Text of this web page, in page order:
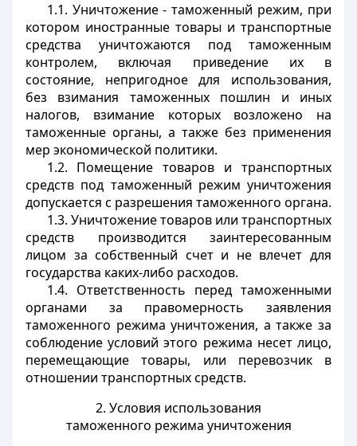
1.1. Уничтожение - таможенный режим, при
котором иностранные товары и транспортные
средства уничтожаются под таможенным
контролем, включая приведение их в
состояние, непригодное для использования,
без взимания таможенных пошлин и иных
налогов, взимание которых возложено на
таможенные органы, а также без применения
мер экономической политики.
1.2. Помещение товаров и транспортных
средств под таможенный режим уничтожения
допускается с разрешения таможенного органа.
1.3. Уничтожение товаров или транспортных
средств производится заинтересованным
лицом за собственный счет и не влечет для
государства каких-либо расходов.
1.4. Ответственность перед таможенными
органами за правомерность заявления
таможенного режима уничтожения, а также за
соблюдение условий этого режима несет лицо,
перемещающие товары, или перевозчик в
отношении транспортных средств.
2. Условия использования
таможенного режима уничтожения